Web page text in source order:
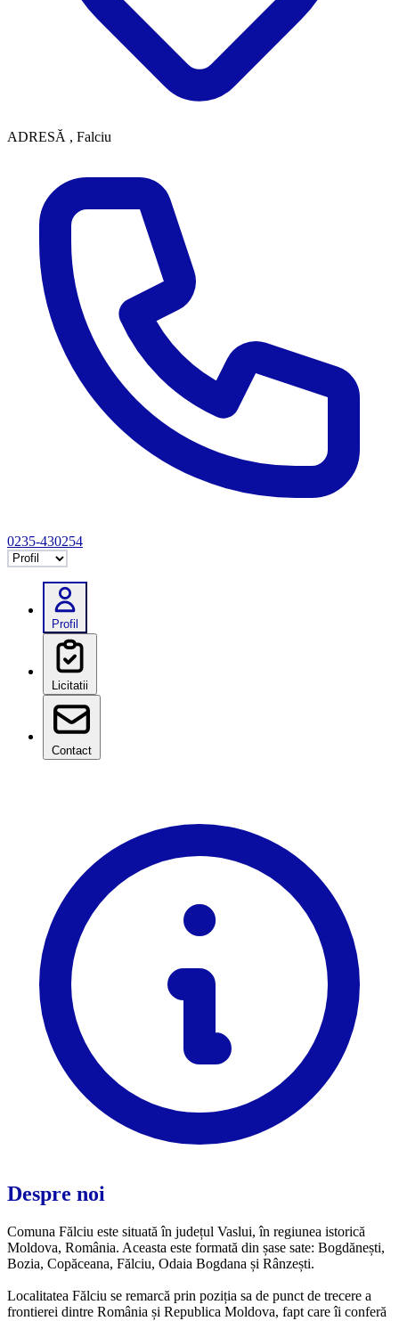
ADRESĂ , Falciu
0235-430254
Selectează tab
Profil
Licitatii
Contact
Despre noi
Comuna Fălciu este situată în județul Vaslui, în regiunea istorică
Moldova, România. Aceasta este formată din șase sate: Bogdănești,
Bozia, Copăceana, Fălciu, Odaia Bogdana și Rânzești.
Localitatea Fălciu se remarcă prin poziția sa de punct de trecere a
frontierei dintre România și Republica Moldova, fapt care îi conferă